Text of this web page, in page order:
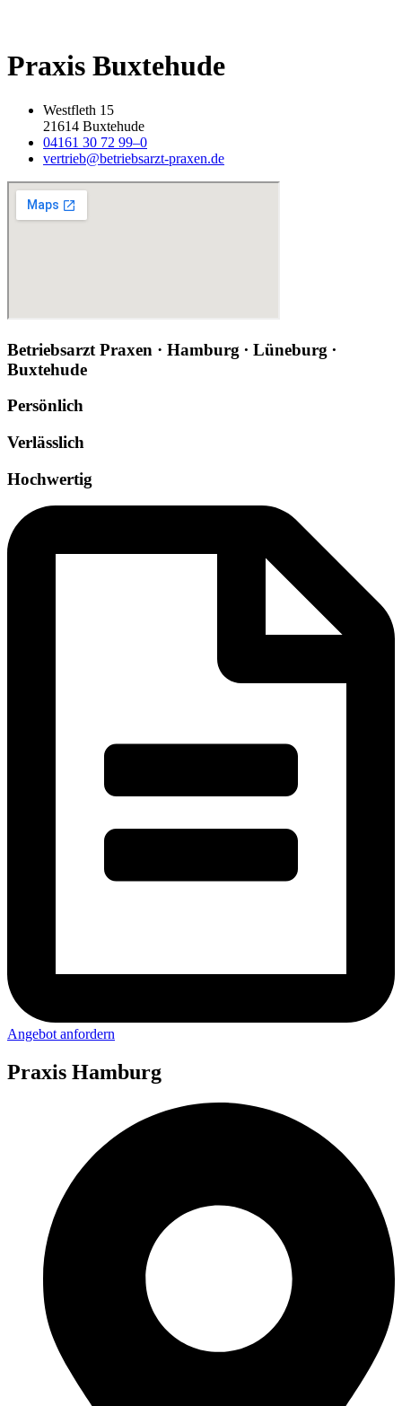
Praxis Buxtehude
Westfleth 15
21614 Buxtehude
04161 30 72 99–0
vertrieb@betriebsarzt-praxen.de
Betriebsarzt Praxen · Hamburg ∙ Lüneburg ∙
Buxtehude
Persönlich
Verlässlich
Hochwertig
Angebot anfordern
Praxis Hamburg